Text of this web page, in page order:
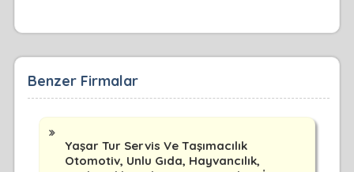
Benzer Firmalar
Yaşar Tur Servis Ve Taşımacılık
Otomotiv, Unlu Gıda, Hayvancılık,